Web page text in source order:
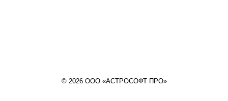
© 2026 ООО «АСТРОСОФТ ПРО»